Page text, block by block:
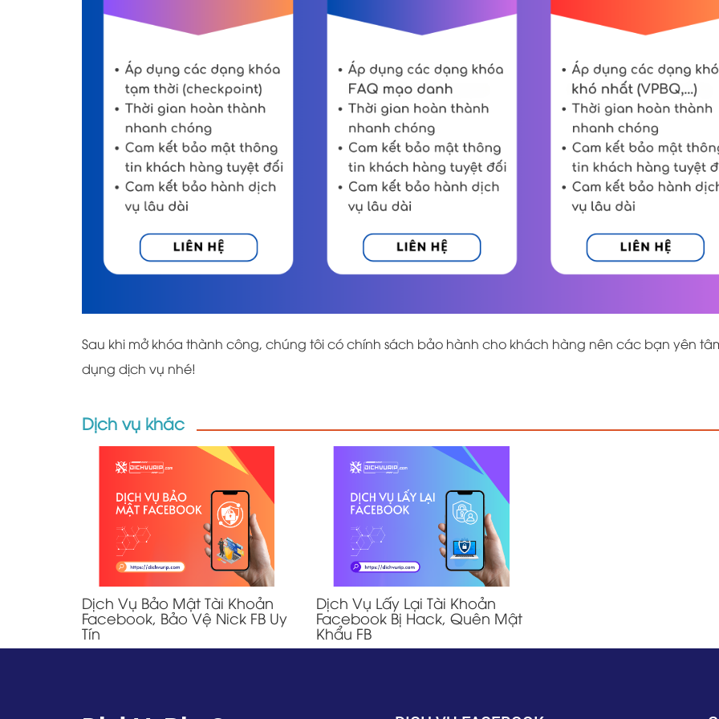
Sau khi mở khóa thành công, chúng tôi có chính sách bảo hành cho khách hàng nên các bạn yên
dụng dịch vụ nhé!
Dịch vụ khác
Dịch Vụ Bảo Mật Tài Khoản
Facebook, Bảo Vệ Nick FB Uy
Tín
Dịch Vụ Lấy Lại Tài Khoản
Facebook Bị Hack, Quên Mật
Khẩu FB